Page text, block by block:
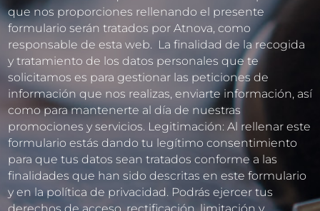
que nos proporciones rellenando el presente
formulario serán tratados por Atnova, como
responsable de esta web. La finalidad de la recogida
y tratamiento de los datos personales que te
solicitamos es para gestionar las peticiones de
información que nos realizas, enviarte información, así
como para mantenerte al día de nuestras
promociones y servicios. Legitimación: Al rellenar este
formulario estás dando tu legítimo consentimiento
para que tus datos sean tratados conforme a las
finalidades que han sido descritas en este formulario
y en la política de privacidad. Podrás ejercer tus
derechos de acceso, rectificación, limitación y